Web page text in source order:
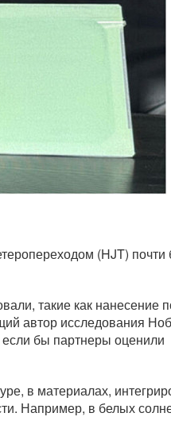
(HJT) почти
такие как нанесение
автор исследования
бы партнеры оценили
в материалах,
Например, в белых